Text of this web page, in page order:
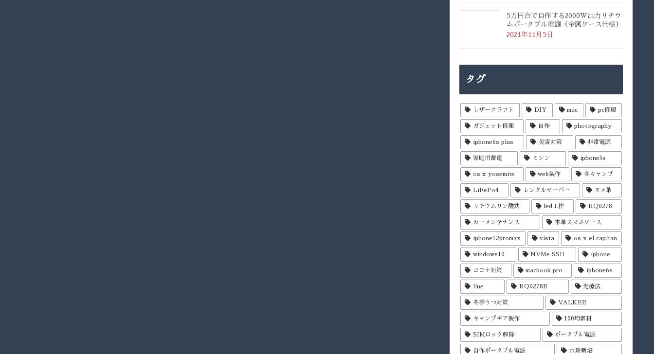
5万円台で自作する2000W出力リチウ
ムポータブル電源（金属ケース仕様）
2021年11月5日
タグ
レザークラフト DIY mac pc修理
ガジェット修理 自作 photography
iphone6s plus 災害対策 非常電源
家庭用蓄電 ミシン iphone5s
os x yosemite web製作 冬キャンプ
LiFePo4 レンタルサーバー ヌメ革
リチウムリン酸鉄 led工作 RQ0278
カーメンテナンス 本革スマホケース
iphone12promax vista os x el capitan
windows10 NVMe SSD iphone
コロナ対策 macbook pro iphone6s
line RQ0278E 光療法
冬季うつ対策 VALKEE
キャンプギア製作 100均素材
SIMロック解除 ポータブル電源
自作ポータブル電源 水耕栽培